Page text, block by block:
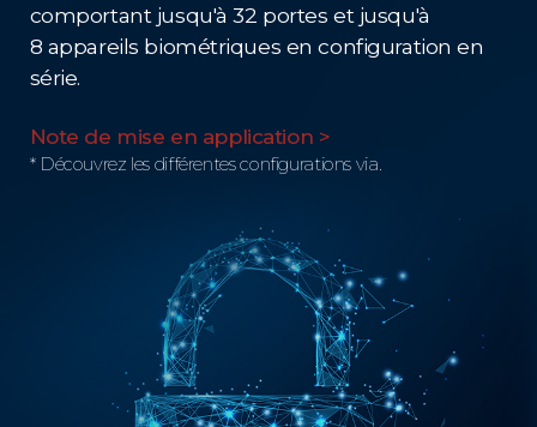
comportant jusqu'à 32 portes et jusqu'à
8 appareils biométriques en configuration en
série.
Note de mise en application >
* Découvrez les différentes configurations via.